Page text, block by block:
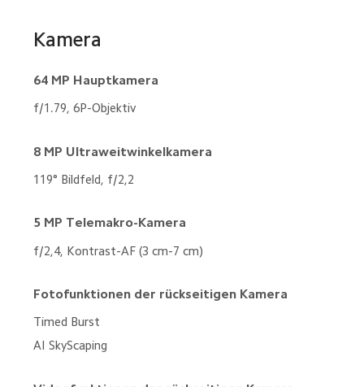
Kamera
64 MP Hauptkamera
f/1.79, 6P-Objektiv
8 MP Ultraweitwinkelkamera
119° Bildfeld, f/2,2
5 MP Telemakro-Kamera
f/2,4, Kontrast-AF (3 cm-7 cm)
Fotofunktionen der rückseitigen Kamera
Timed Burst
AI SkyScaping